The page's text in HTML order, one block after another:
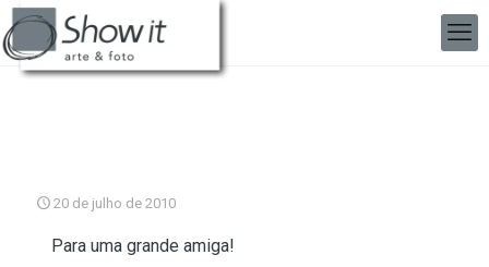
20 de julho de 2010
Para uma grande amiga!